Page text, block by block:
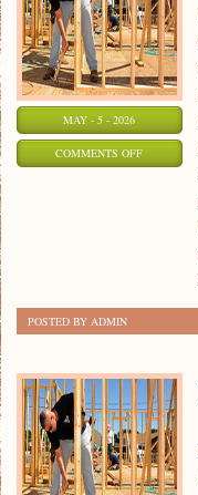
MAY - 5 - 2026
COMMENTS OFFON
POSTED BY ADMIN